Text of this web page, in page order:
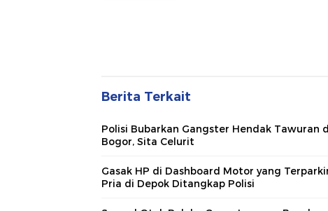
Berita Terkait
Polisi Bubarkan Gangster Hendak Tawuran
Bogor, Sita Celurit
Gasak HP di Dashboard Motor yang
Pria di Depok Ditangkap Polisi